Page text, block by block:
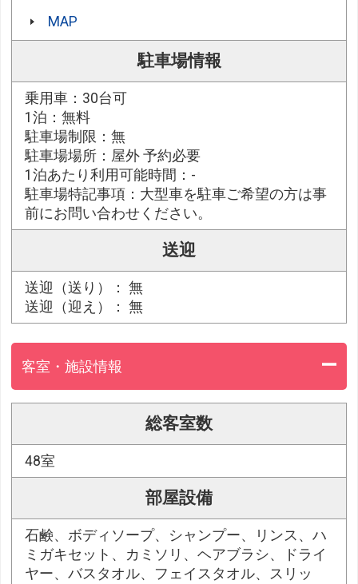
MAP
駐車場情報
乗用車：30台可
1泊：無料
駐車場制限：無
駐車場場所：屋外 予約必要
1泊あたり利用可能時間：-
駐車場特記事項：大型車を駐車ご希望の方は事
前にお問い合わせください。
送迎
送迎（送り）： 無
送迎（迎え）： 無
客室・施設情報
総客室数
48室
部屋設備
石鹸、ボディソープ、シャンプー、リンス、ハ
ミガキセット、カミソリ、ヘアブラシ、ドライ
ヤー、バスタオル、フェイスタオル、スリッ